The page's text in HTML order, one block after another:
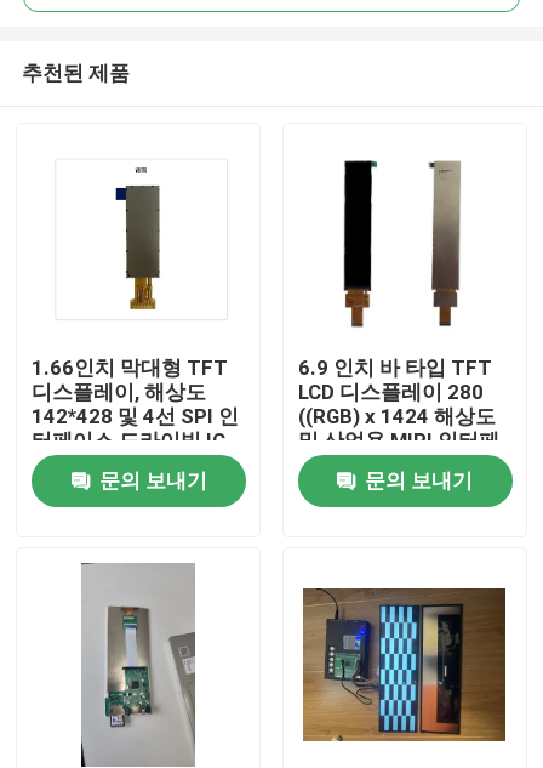
동영상
추천된 제품
1.66인치 막대형 TFT
디스플레이, 해상도
142*428 및 4선 SPI 인
터페이스 드라이빙 IC
NV3007
문의 보내기
6.9 인치 바 타입 TFT
LCD 디스플레이 280
((RGB) x 1424 해상도
및 산업용 MIPI 인터페
이스
문의 보내기